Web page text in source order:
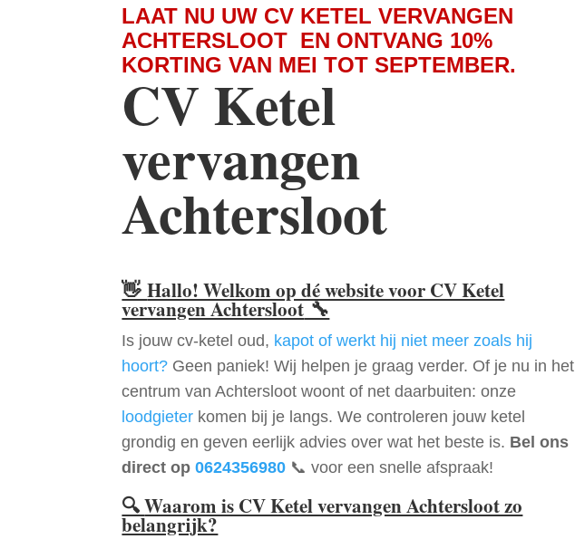
LAAT NU UW CV KETEL VERVANGEN
ACHTERSLOOT EN ONTVANG 10%
KORTING VAN MEI TOT SEPTEMBER.
CV Ketel
vervangen
Achtersloot
👋Hallo! Welkom op dé website voor CV Ketel
vervangen Achtersloot🔧
Is jouw cv-ketel oud, kapot of werkt hij niet meer zoals hij
hoort? Geen paniek! Wij helpen je graag verder. Of je nu in het
centrum van Achtersloot woont of net daarbuiten: onze
loodgieter komen bij je langs. We controleren jouw ketel
grondig en geven eerlijk advies over wat het beste is. Bel ons
direct op0624356980 📞 voor een snelle afspraak!
🔍Waarom is CV Ketel vervangen Achtersloot zo
belangrijk?